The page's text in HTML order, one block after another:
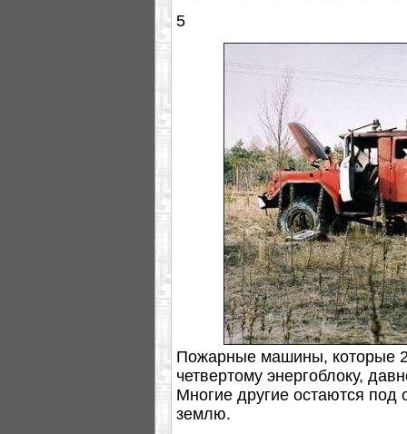
5
Пожарные машины, которые
четвертому энергоблоку,
Многие другие остаются
землю.